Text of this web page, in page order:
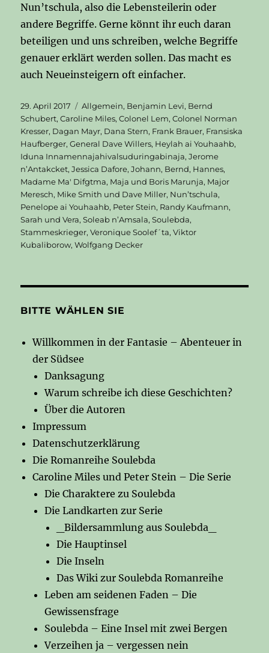
Nun’tschula, also die Lebensteilerin oder
andere Begriffe. Gerne könnt ihr euch daran
beteiligen und uns schreiben, welche Begriffe
genauer erklärt werden sollen. Das macht es
auch Neueinsteigern oft einfacher.
Veröffentlicht
am
29. April 2017 Kategorien
Allgemein, Benjamin Levi, Bernd
Schubert,Caroline Miles,Colonel Lem,Colonel Norman
Kresser, Dagan Mayr, Dana Stern, Frank Brauer, Fransiska
Haufberger,General Dave Willers, Heylah ai Youhaahb,
Iduna Innamennajahivalsuduringabinaja,Jerome
n’Antakcket,Jessica Dafore,Johann, Bernd, Hannes,
Madame Ma' Difgtma, Maja und Boris Marunja, Major
Meresch, Mike Smith und Dave Miller, Nun’tschula,
Penelope ai Youhaahb, Peter Stein, Randy Kaufmann,
Sarah und Vera,Soleab n’Amsala,Soulebda,
Stammeskrieger,Veronique Soolef´ta,Viktor
Kubaliborow,Wolfgang Decker
BITTE WÄHLEN SIE
Willkommen in der Fantasie – Abenteuer in
der Südsee
Danksagung
Warum schreibe ich diese Geschichten?
Über die Autoren
Impressum
Datenschutzerklärung
Die Romanreihe Soulebda
Caroline Miles und Peter Stein – Die Serie
Die Charaktere zu Soulebda
Die Landkarten zur Serie
_Bildersammlung aus Soulebda_
Die Hauptinsel
Die Inseln
Das Wiki zur Soulebda Romanreihe
Leben am seidenen Faden – Die
Gewissensfrage
Soulebda – Eine Insel mit zwei Bergen
Verzeihen ja – vergessen nein